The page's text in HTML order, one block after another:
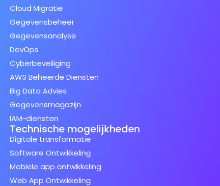
Cloud Migratie
Gegevensbeheer
Gegevensanalyse
DevOps
Cyberbeveiliging
AWS Beheerde Diensten
Big Data Advies
Gegevensmagazijn
IAM-diensten
Technische mogelijkheden
Digitale transformatie
Software Ontwikkeling
Mobiele app ontwikkeling
Web App Ontwikkeling